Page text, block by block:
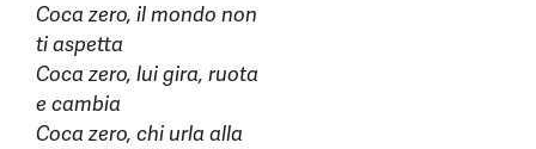
Coca zero, il mondo non
ti aspetta
Coca zero, lui gira, ruota
e cambia
Coca zero, chi urla alla